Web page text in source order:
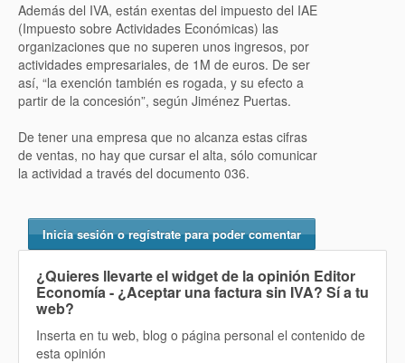
Además del IVA, están exentas del impuesto del IAE
(Impuesto sobre Actividades Económicas) las
organizaciones que no superen unos ingresos, por
actividades empresariales, de 1M de euros. De ser
así, “la exención también es rogada, y su efecto a
partir de la concesión”, según Jiménez Puertas.
De tener una empresa que no alcanza estas cifras
de ventas, no hay que cursar el alta, sólo comunicar
la actividad a través del documento 036.
Inicia sesión o regístrate para poder comentar
¿Quieres llevarte el widget de la opinión Editor
Economía - ¿Aceptar una factura sin IVA? Sía tu
web?
Inserta en tu web, blog o página personal el contenido de
esta opinión